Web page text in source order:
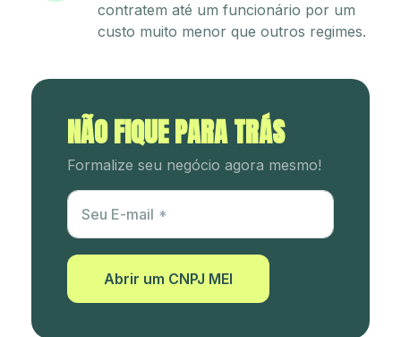
contratem até um funcionário por um
custo muito menor que outros regimes.
NÃO FIQUE PARA TRÁS
Formalize seu negócio agora mesmo!
Utm Content
Seu E-mail
Abrir um CNPJ MEI